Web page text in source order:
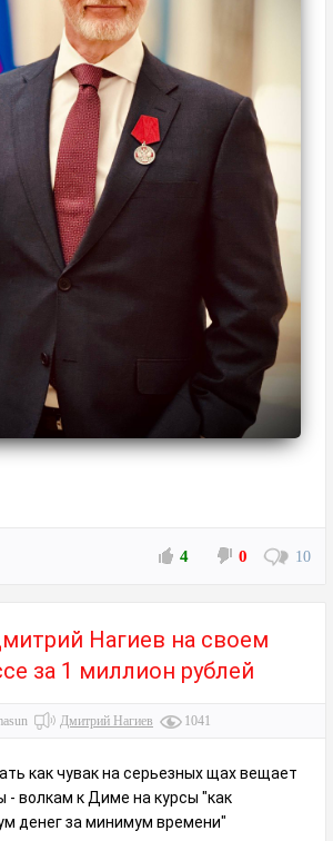
4 0 10
Нагиев на своем
за 1 миллион рублей
Дмитрий Нагиев 1041
как чувак на серьезных щах вещает
- волкам к Диме на курсы "как
денег за минимум времени"